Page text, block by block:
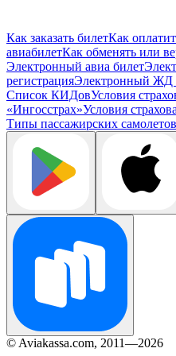
Как заказать билетКак
авиабилетКак обменять или
Электронный авиа билет
регистрацияЭлектронный ЖД
Список КИДовУсловия
«Ингосстрах»Условия
Типы пассажирских самолетов
© Aviakassa.com, 2011—2026